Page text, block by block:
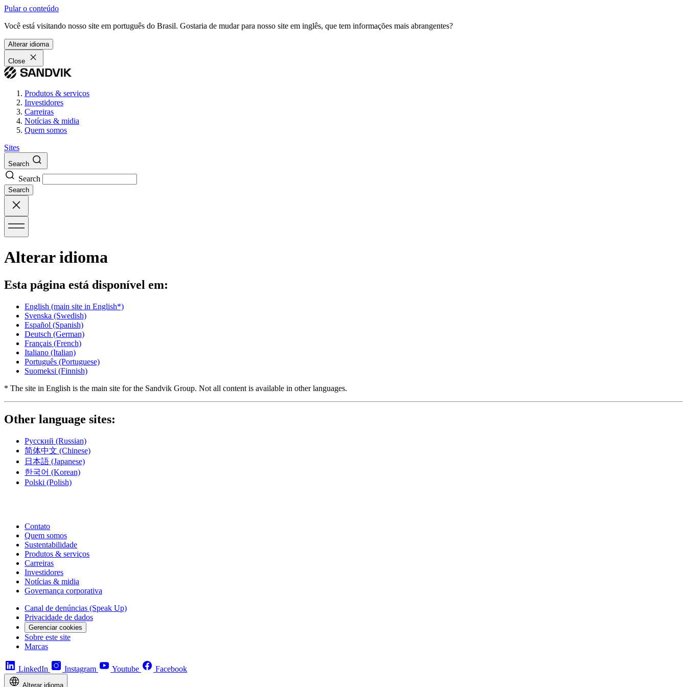
Pular o conteúdo
Você está visitando nosso site em português do Brasil. Gostaria de mudar para nosso site em inglês, que tem informações mais abrangentes?
Alterar idioma
Close
Produtos & serviços
Investidores
Carreiras
Notícias & midia
Quem somos
Sites
Search
Search
Search
Alterar idioma
Esta página está disponível em:
English (main site in English*)
Svenska (Swedish)
Español (Spanish)
Deutsch (German)
Français (French)
Italiano (Italian)
Português (Portuguese)
Suomeksi (Finnish)
* The site in English is the main site for the Sandvik Group. Not all content is available in other languages.
Other language sites:
Русский (Russian)
简体中文 (Chinese)
日本語 (Japanese)
한국어 (Korean)
Polski (Polish)
Contato
Quem somos
Sustentabilidade
Produtos & serviços
Carreiras
Investidores
Notícias & midia
Governança corporativa
Canal de denúncias (Speak Up)
Privacidade de dados
Gerenciar cookies
Sobre este site
Marcas
LinkedIn Instagram Youtube Facebook
Alterar idioma